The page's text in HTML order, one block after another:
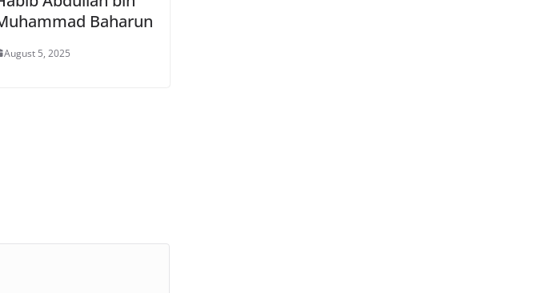
Baharun
August 5, 2025